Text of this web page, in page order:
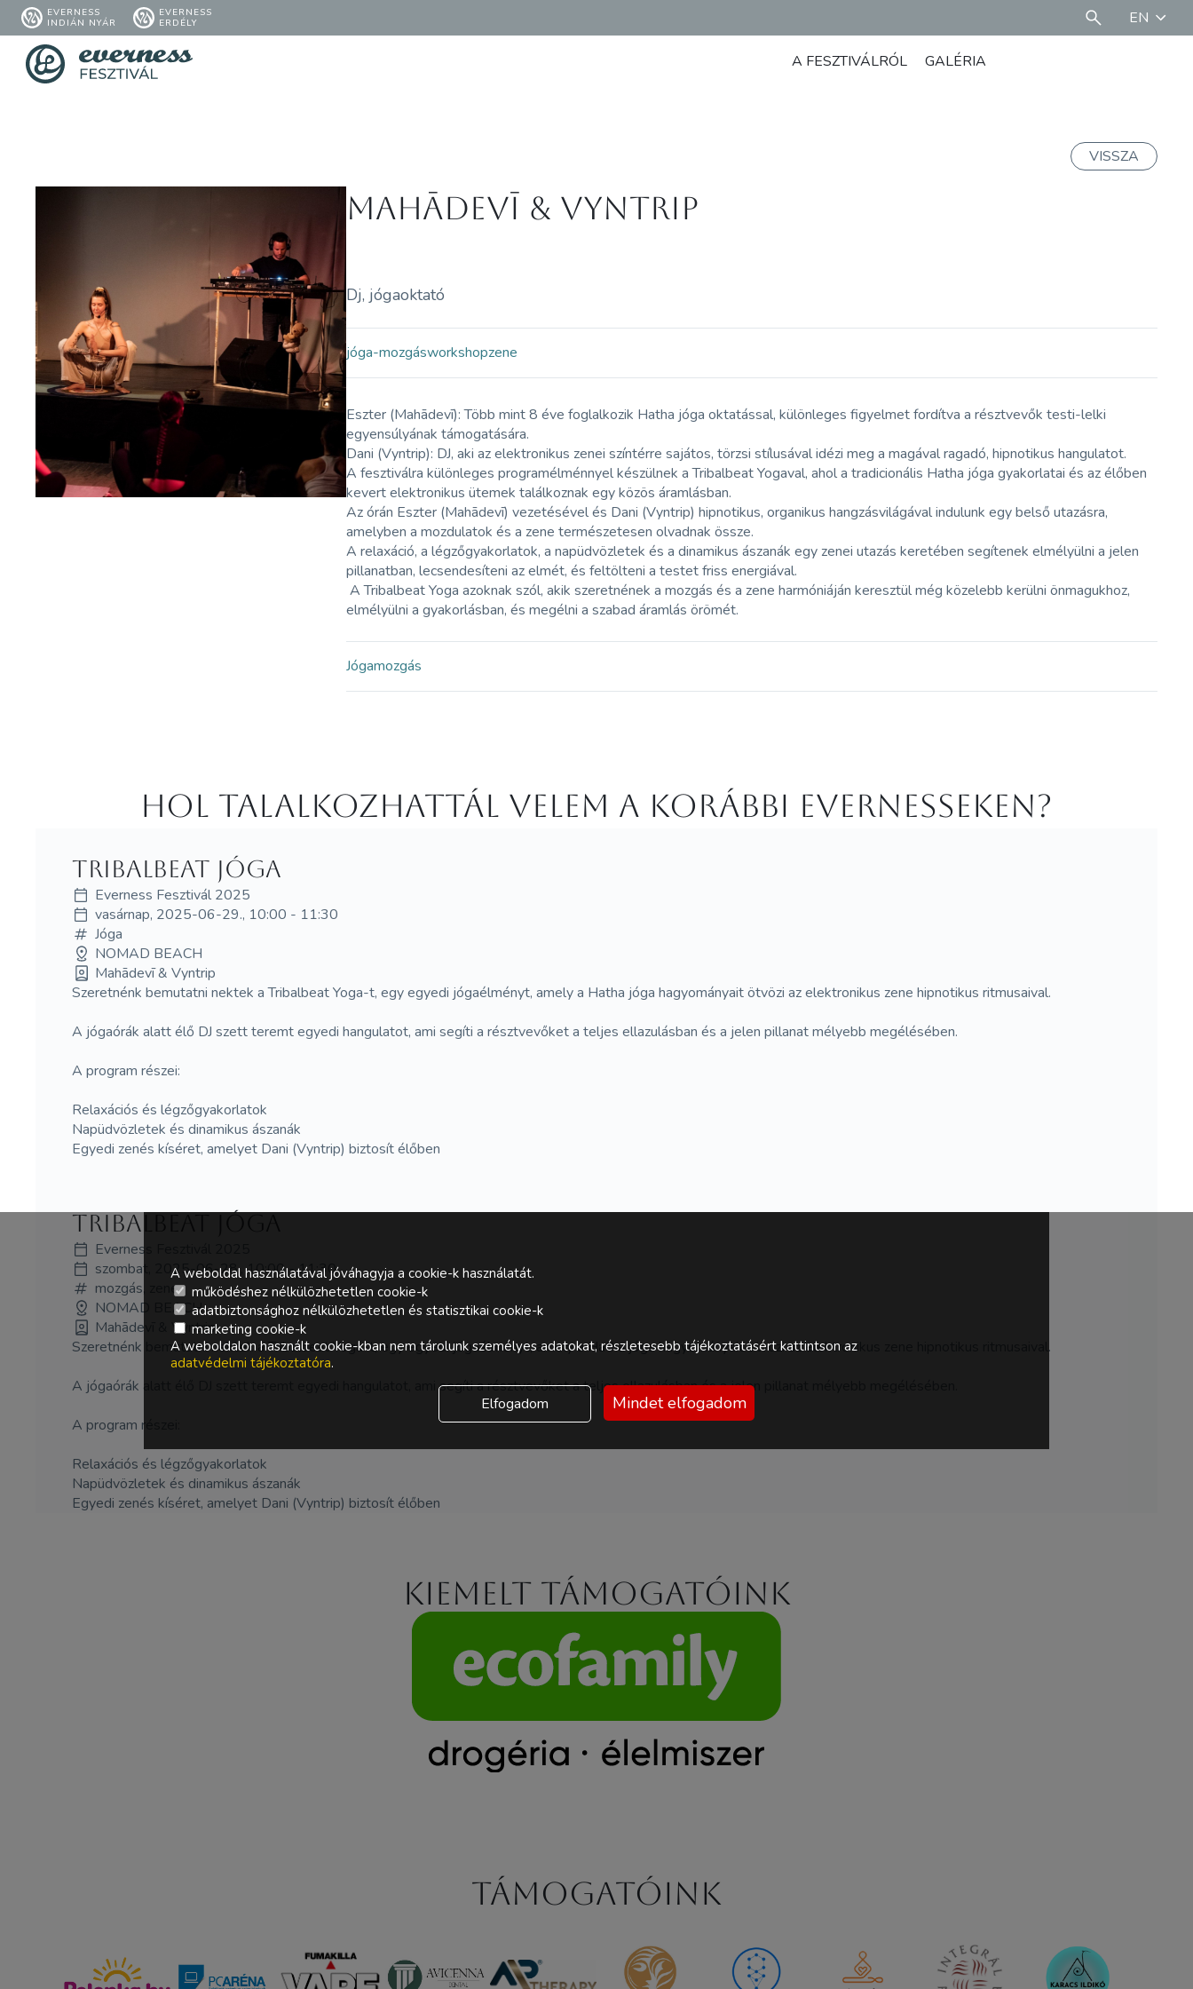
EVERNESS
INDIÁN NYÁR
EVERNESS
ERDÉLY
EN
A FESZTIVÁLRÓL GALÉRIA
VISSZA
Mahādevī & Vyntrip
Dj, jógaoktató
jóga-mozgásworkshopzene
Eszter (Mahādevī): Több mint 8 éve foglalkozik Hatha jóga oktatással, különleges figyelmet fordítva a résztvevők testi-lelki
egyensúlyának támogatására.
Dani (Vyntrip): DJ, aki az elektronikus zenei színtérre sajátos, törzsi stílusával idézi meg a magával ragadó, hipnotikus hangulatot.
A fesztiválra különleges programélménnyel készülnek a Tribalbeat Yogaval, ahol a tradicionális Hatha jóga gyakorlatai és az élőben
kevert elektronikus ütemek találkoznak egy közös áramlásban.
Az órán Eszter (Mahādevī) vezetésével és Dani (Vyntrip) hipnotikus, organikus hangzásvilágával indulunk egy belső utazásra,
amelyben a mozdulatok és a zene természetesen olvadnak össze.
A relaxáció, a légzőgyakorlatok, a napüdvözletek és a dinamikus ászanák egy zenei utazás keretében segítenek elmélyülni a jelen
pillanatban, lecsendesíteni az elmét, és feltölteni a testet friss energiával.
A Tribalbeat Yoga azoknak szól, akik szeretnének a mozgás és a zene harmóniáján keresztül még közelebb kerülni önmagukhoz,
elmélyülni a gyakorlásban, és megélni a szabad áramlás örömét.
Jógamozgás
Hol Talalkozhattál velem a korábbi Evernesseken?
Tribalbeat jóga
Everness Fesztivál 2025
vasárnap, 2025-06-29., 10:00 - 11:30
Jóga
NOMAD BEACH
Mahādevī & Vyntrip
Szeretnénk bemutatni nektek a Tribalbeat Yoga-t, egy egyedi jógaélményt, amely a Hatha jóga hagyományait ötvözi az elektronikus zene hipnotikus ritmusaival.
A jógaórák alatt élő DJ szett teremt egyedi hangulatot, ami segíti a résztvevőket a teljes ellazulásban és a jelen pillanat mélyebb megélésében.
A program részei:
Relaxációs és légzőgyakorlatok
Napüdvözletek és dinamikus ászanák
Egyedi zenés kíséret, amelyet Dani (Vyntrip) biztosít élőben
Tribalbeat jóga
Everness Fesztivál 2025
szombat, 2025-06-28., 10:00 - 11:30
mozgás, zene
NOMAD BEACH
Mahādevī & Vyntrip
Szeretnénk bemutatni nektek a Tribalbeat Yoga-t, egy egyedi jógaélményt, amely a Hatha jóga hagyományait ötvözi az elektronikus zene hipnotikus ritmusaival.
A jógaórák alatt élő DJ szett teremt egyedi hangulatot, ami segíti a résztvevőket a teljes ellazulásban és a jelen pillanat mélyebb megélésében.
A program részei:
Relaxációs és légzőgyakorlatok
Napüdvözletek és dinamikus ászanák
Egyedi zenés kíséret, amelyet Dani (Vyntrip) biztosít élőben
Kiemelt támogatóink
Támogatóink
A weboldal használatával jóváhagyja a cookie-k használatát.
működéshez nélkülözhetetlen cookie-k
adatbiztonsághoz nélkülözhetetlen és statisztikai cookie-k
marketing cookie-k
A weboldalon használt cookie-kban nem tárolunk személyes adatokat, részletesebb tájékoztatásért kattintson az
adatvédelmi tájékoztatóra.
Elfogadom Mindet elfogadom